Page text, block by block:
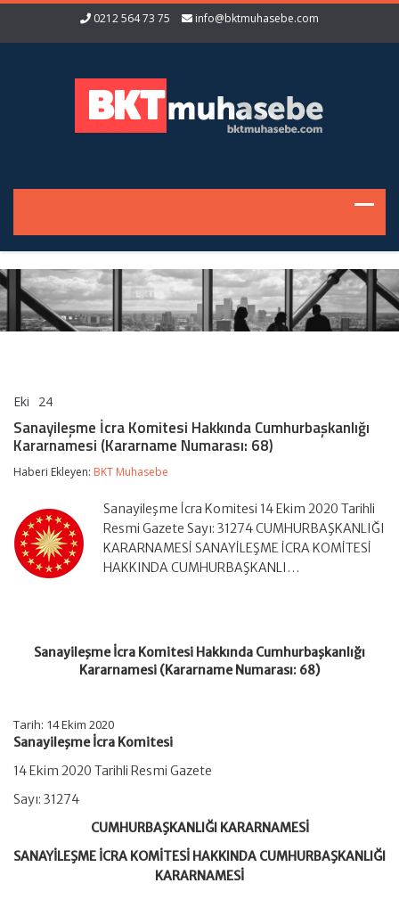
0212 564 73 75 info@bktmuhasebe.com
Eki 24
Komitesi
Hakkında
Kararnamesi
Numarası:
68)
için
Sanayileşme İcra Komitesi Hakkında Cumhurbaşkanlığı
Kararnamesi (Kararname Numarası: 68)
Haberi Ekleyen: BKT Muhasebe
Sanayileşme İcra Komitesi 14 Ekim 2020 Tarihli
Resmi Gazete Sayı: 31274 CUMHURBAŞKANLIĞI
KARARNAMESİ SANAYİLEŞME İCRA KOMİTESİ
HAKKINDA CUMHURBAŞKANLI…
Sanayileşme İcra Komitesi Hakkında Cumhurbaşkanlığı
Kararnamesi (Kararname Numarası: 68)
Tarih: 14 Ekim 2020
Sanayileşme İcra Komitesi
14 Ekim 2020 Tarihli Resmi Gazete
Sayı: 31274
CUMHURBAŞKANLIĞI KARARNAMESİ
SANAYİLEŞME İCRA KOMİTESİ HAKKINDA CUMHURBAŞKANLIĞI
KARARNAMESİ